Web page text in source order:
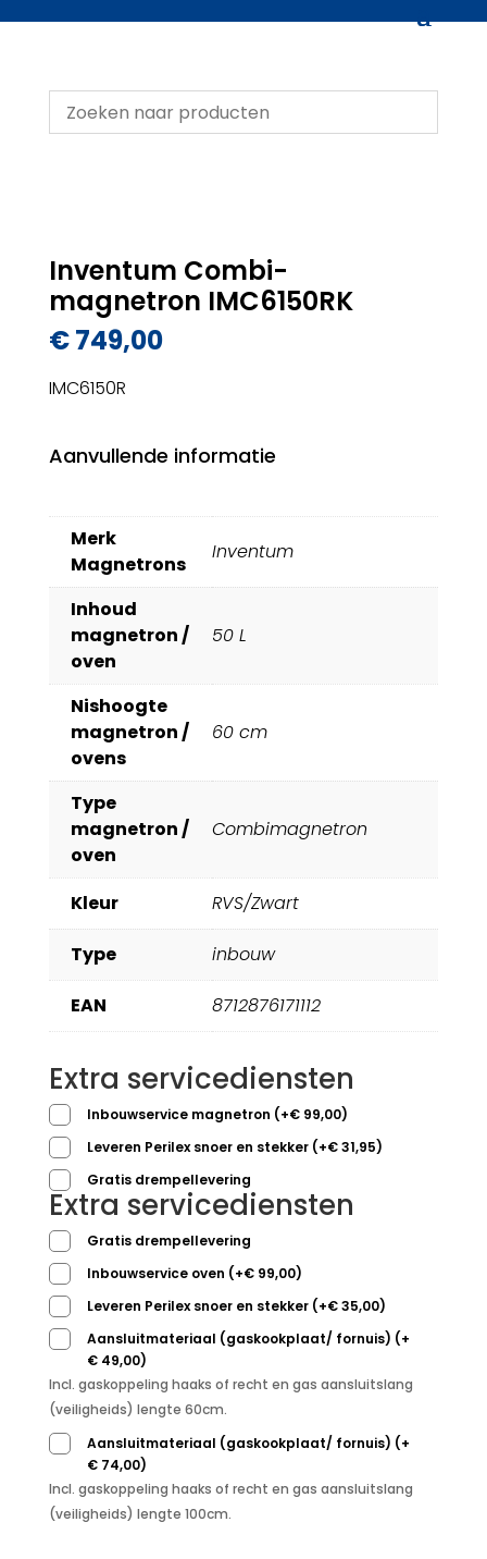
Inventum Combi-
magnetron IMC6150RK
€749,00
IMC6150R
Aanvullende informatie
Merk
Magnetrons
Inventum
Inhoud
magnetron /
oven
50 L
Nishoogte
magnetron /
ovens
60 cm
Type
magnetron /
oven
Combimagnetron
Kleur RVS/Zwart
Type inbouw
EAN 8712876171112
Extra servicediensten
Inbouwservice magnetron (+€99,00)
Leveren Perilex snoer en stekker (+€31,95)
Gratis drempellevering
Extra servicediensten
Gratis drempellevering
Inbouwservice oven (+€99,00)
Leveren Perilex snoer en stekker (+€35,00)
Aansluitmateriaal (gaskookplaat/ fornuis) (+
€49,00)
Incl. gaskoppeling haaks of recht en gas aansluitslang
(veiligheids) lengte 60cm.
Aansluitmateriaal (gaskookplaat/ fornuis) (+
€74,00)
Incl. gaskoppeling haaks of recht en gas aansluitslang
(veiligheids) lengte 100cm.